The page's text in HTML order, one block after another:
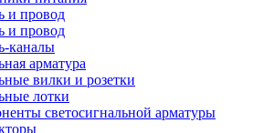
и провод
и провод
каналы
арматура
вилки и розетки
лотки
светосигнальной арматуры